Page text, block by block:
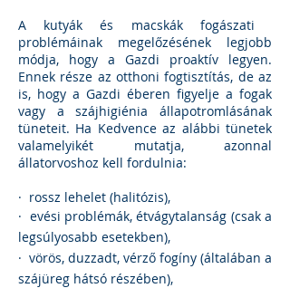
A kutyák és macskák fogászati ​​
problémáinak megelőzésének legjobb
módja, hogy a Gazdi proaktív legyen.
Ennek része az otthoni fogtisztítás, de az
is, hogy a Gazdi éberen figyelje a fogak
vagy a szájhigiénia állapotromlásának
tüneteit. Ha Kedvence az alábbi tünetek
valamelyikét mutatja, azonnal
állatorvoshoz kell fordulnia:
· rossz lehelet (halitózis),
· evési problémák, étvágytalanság (csak a
legsúlyosabb esetekben),
· vörös, duzzadt, vérző fogíny (általában a
szájüreg hátsó részében),